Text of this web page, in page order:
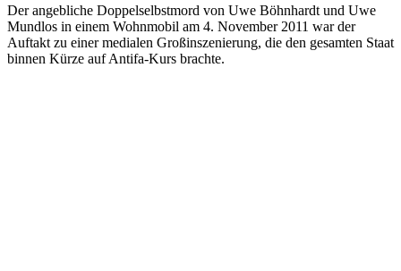
Der angebliche Doppelselbstmord von Uwe Böhnhardt und Uwe
Mundlos in einem Wohnmobil am 4. November 2011 war der
Auftakt zu einer medialen Großinszenierung, die den gesamten Staat
binnen Kürze auf Antifa-Kurs brachte.